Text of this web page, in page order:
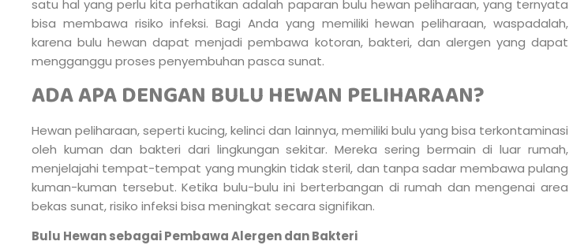
satu hal yang perlu kita perhatikan adalah paparan bulu hewan peliharaan, yang ternyata
bisa membawa risiko infeksi. Bagi Anda yang memiliki hewan peliharaan, waspadalah,
karena bulu hewan dapat menjadi pembawa kotoran, bakteri, dan alergen yang dapat
mengganggu proses penyembuhan pasca sunat.
ADA APA DENGAN BULU HEWAN PELIHARAAN?
Hewan peliharaan, seperti kucing, kelinci dan lainnya, memiliki bulu yang bisa terkontaminasi
oleh kuman dan bakteri dari lingkungan sekitar. Mereka sering bermain di luar rumah,
menjelajahi tempat-tempat yang mungkin tidak steril, dan tanpa sadar membawa pulang
kuman-kuman tersebut. Ketika bulu-bulu ini berterbangan di rumah dan mengenai area
bekas sunat, risiko infeksi bisa meningkat secara signifikan.
Bulu Hewan sebagai Pembawa Alergen dan Bakteri